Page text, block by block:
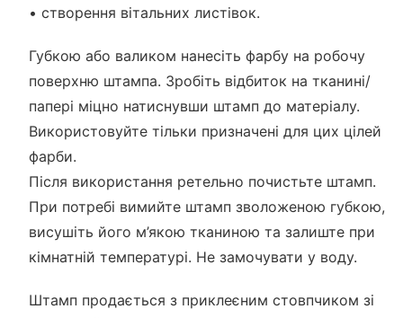
• створення вітальних листівок.
Губкою або валиком нанесіть фарбу на робочу
поверхню штампа. Зробіть відбиток на тканині/
папері міцно натиснувши штамп до матеріалу.
Використовуйте тільки призначені для цих цілей
фарби.
Після використання ретельно почистьте штамп.
При потребі вимийте штамп зволоженою губкою,
висушіть його м’якою тканиною та залиште при
кімнатній температурі. Не замочувати у воду.
Штамп продається з приклеєним стовпчиком зі